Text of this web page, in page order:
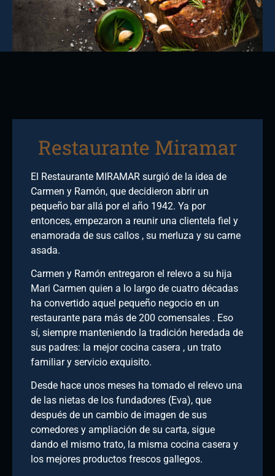
Restaurante Miramar
El Restaurante MIRAMAR surgió de la idea de
Carmen y Ramón, que decidieron abrir un
pequeño bar allá por el año 1942. Ya por
entonces, empezaron a reunir una clientela fiel y
enamorada de sus callos , su merluza y su carne
asada.
Carmen y Ramón entregaron el relevo a su hija
Mari Carmen quien a lo largo de cuatro décadas
ha convertido aquel pequeño negocio en un
restaurante para más de 200 comensales . Eso
sí, siempre manteniendo la tradición heredada de
sus padres: la mejor cocina casera , un trato
familiar y servicio exquisito.
Desde hace unos meses ha tomado el relevo una
de las nietas de los fundadores (Eva), que
después de un cambio de imagen de sus
comedores y ampliación de su carta, sigue
dando el mismo trato, la misma cocina casera y
los mejores productos frescos gallegos.